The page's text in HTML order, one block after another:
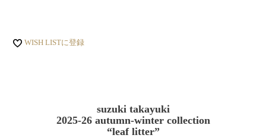
WISH LISTに登録
suzuki takayuki
2025-26 autumn-winter collection
“leaf litter”